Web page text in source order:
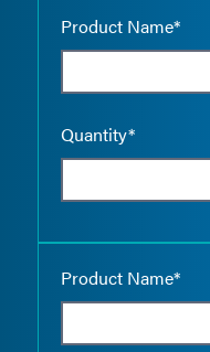
Product Name*
Quantity*
Product Name*